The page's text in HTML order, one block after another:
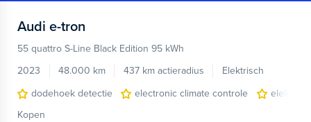
Audi e-tron
55 quattro S-Line Black Edition 95 kWh
2023
48.000 km 437 km actieradius
Elektrisch
dodehoek detectie
electronic climate controle
Kopen